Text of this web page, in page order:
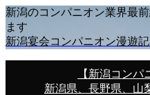
新潟のコンパニオン業界最
ます
新潟宴会コンパニオン漫遊
【新潟コンパ
新潟県、長野県、山